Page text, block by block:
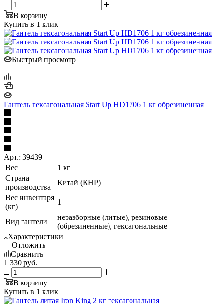
В корзину
Купить в 1 клик
Быстрый просмотр
Гантель гексагональная Start Up HD1706 1 кг обрезиненная
Арт.: 39439
Вес
1 кг
Страна
производства
Китай (КНР)
Вес инвентаря
(кг)
1
Вид гантели
неразборные (литые), резиновые
(обрезиненные), гексагональные
Характеристики
Отложить
Сравнить
1 330 руб.
В корзину
Купить в 1 клик